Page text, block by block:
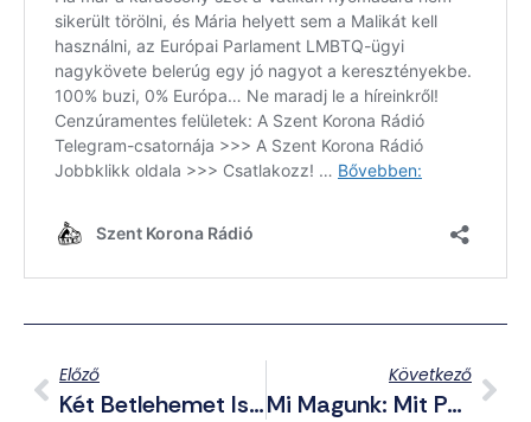
Előző
Két Betlehemet Is Támadás Ért Hazánkban – A Szűzanya Fejét Is Letépték
Következő
Mi Magunk: Mit Partizánkodik A Pornós Gattyán A Politikában? (Vlog Lantos János Vendégszereplésével)